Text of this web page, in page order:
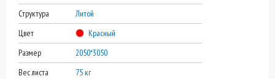
Структура
Литой
Цвет
Красный
Размер
2050*3050
Вес листа
75 кг